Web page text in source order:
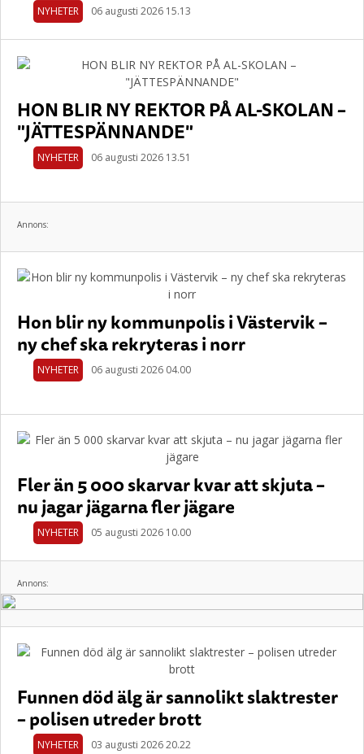
NYHETER 06 augusti 2026 15.13
HON BLIR NY REKTOR PÅ AL-SKOLAN –
"JÄTTESPÄNNANDE"
NYHETER 06 augusti 2026 13.51
Annons:
Hon blir ny kommunpolis i Västervik –
ny chef ska rekryteras i norr
NYHETER 06 augusti 2026 04.00
Fler än 5 000 skarvar kvar att skjuta –
nu jagar jägarna fler jägare
NYHETER 05 augusti 2026 10.00
Annons:
Funnen död älg är sannolikt slaktrester
– polisen utreder brott
NYHETER 03 augusti 2026 20.22